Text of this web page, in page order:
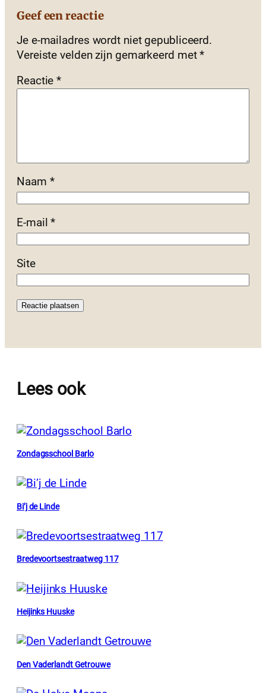
Geef een reactie
Je e-mailadres wordt niet gepubliceerd.
Vereiste velden zijn gemarkeerd met*
Reactie*
Naam *
E-mail*
Site
Lees ook
Zondagsschool Barlo
Bi’j de Linde
Bredevoortsestraatweg 117
Heijinks Huuske
Den Vaderlandt Getrouwe